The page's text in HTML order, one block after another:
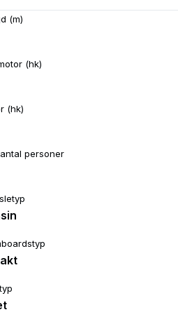
(m)
(hk)
(hk)
personer